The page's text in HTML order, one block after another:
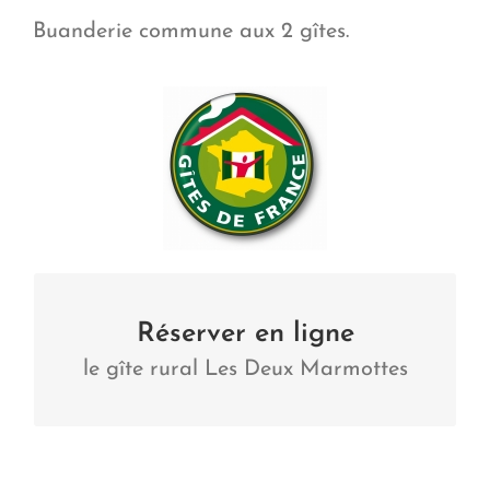
Buanderie commune aux 2 gîtes.
Réserver en ligne
le gîte rural Les Deux Marmottes
Gîte rural Les Deux Marmottes
Visiter